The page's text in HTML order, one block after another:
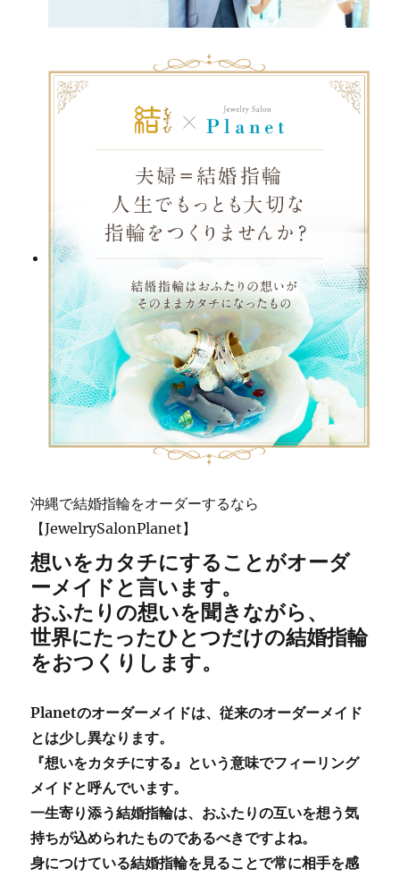
沖縄で結婚指輪をオーダーするなら
【JewelrySalonPlanet】
想いをカタチにすることがオーダ
ーメイドと言います。
おふたりの想いを聞きながら、
世界にたったひとつだけの結婚指輪
をおつくりします。
Planetのオーダーメイドは、従来のオーダーメイド
とは少し異なります。
『想いをカタチにする』という意味でフィーリング
メイドと呼んでいます。
一生寄り添う結婚指輪は、おふたりの互いを想う気
持ちが込められたものであるべきですよね。
身につけている結婚指輪を見ることで常に相手を感